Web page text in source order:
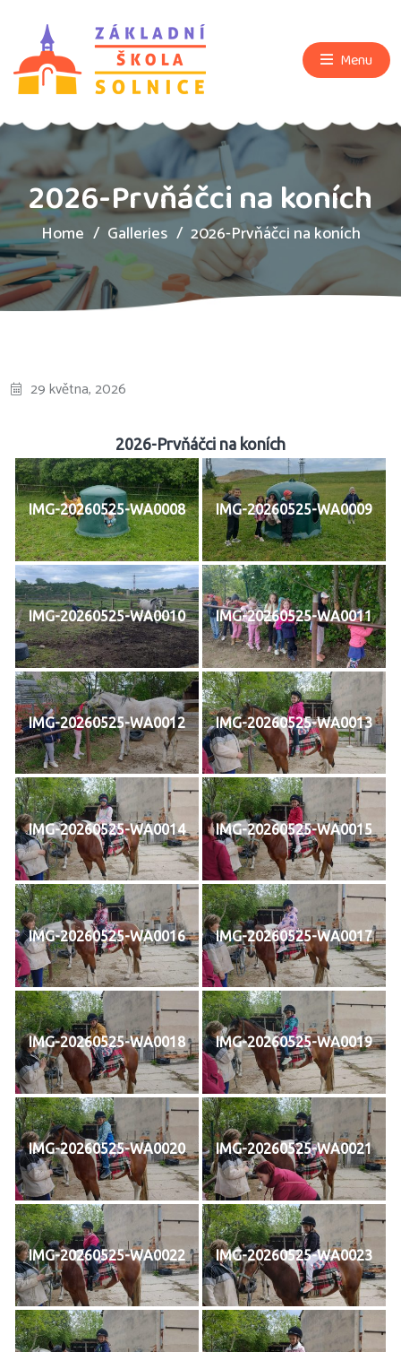
Menu
2026-Prvňáčci na koních
Home Galleries 2026-Prvňáčci na koních
29 května, 2026
2026-Prvňáčci na koních
IMG-20260525-WA0008 IMG-20260525-WA0009
IMG-20260525-WA0010 IMG-20260525-WA0011
IMG-20260525-WA0012 IMG-20260525-WA0013
IMG-20260525-WA0014 IMG-20260525-WA0015
IMG-20260525-WA0016 IMG-20260525-WA0017
IMG-20260525-WA0018 IMG-20260525-WA0019
IMG-20260525-WA0020 IMG-20260525-WA0021
IMG-20260525-WA0022 IMG-20260525-WA0023